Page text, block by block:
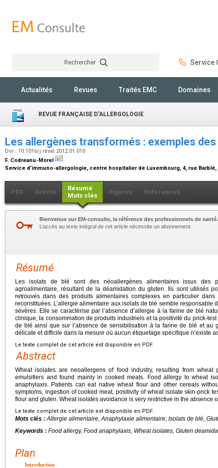
Rechercher Service
Actualités Revues Traités EMC Domaines
REVUE FRANÇAISE D'ALLERGOLOGIE
Les allergènes transformés : exemples
Doi : 10.1016/j.reval.2012.01.010
F. Codreanu-Morel
Service d’immuno-allergologie, centre hospitalier de Luxembourg, 4, rue
PDF Article
Résumé
Mots clés
Figures Références
Bienvenue sur EM-consulte, la référence des professionnels de santé.
L’accès au texte intégral de cet article nécessite un abonnement.
Résumé
Les isolats de blé sont des néoallergènes alimentaires issus des
agroalimentaire, résultant de la déamidation du gluten. Ils sont utilisés
retrouvés dans des produits alimentaires complexes en particulier
reconstituées. L’allergie alimentaire aux isolats de blé semble responsable
sévères. Elle se caractérise par l’absence d’allergie à la farine de blé
clinique, la consommation de produits industriels et la positivité du prick-test
de blé ainsi que sur l’absence de sensibilisation à la farine de blé et au
délicate et difficile dans la mesure où aucun étiquetage spécifique n’existe
Le texte complet de cet article est disponible en PDF.
Abstract
Wheat isolates are neoallergens of food industry, resulting from
emulsifiers and found mainly in cooked meats. Food allergy to wheat
anaphylaxis. Patients can eat native wheat flour and other cereals
symptoms, ingestion of cooked meat, positivity of wheat isolate skin-prick
flour and gluten. Wheat isolates avoidance is very restrictive in the absence
Le texte complet de cet article est disponible en PDF.
Mots clés : Allergie alimentaire, Anaphylaxie alimentaire, Isolats de blé,
Keywords : Food allergy, Food anaphylaxis, Wheat isolates, Gluten
Plan
Introduction